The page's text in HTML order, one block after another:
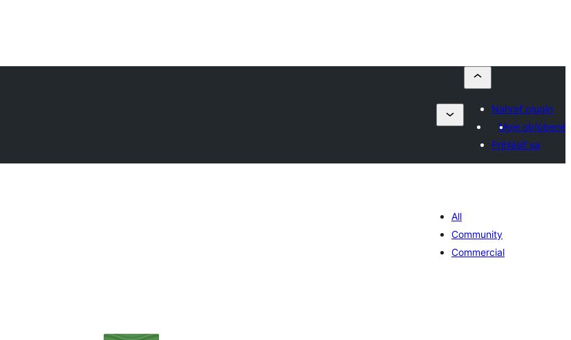
Nahrať plugin
Moje obľúbené
Prihlásiť sa
All
Community
Commercial